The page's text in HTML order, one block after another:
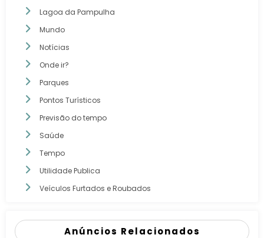
Lagoa da Pampulha
Mundo
Notícias
Onde ir?
Parques
Pontos Turísticos
Previsão do tempo
Saúde
Tempo
Utilidade Publica
Veículos Furtados e Roubados
Anúncios Relacionados